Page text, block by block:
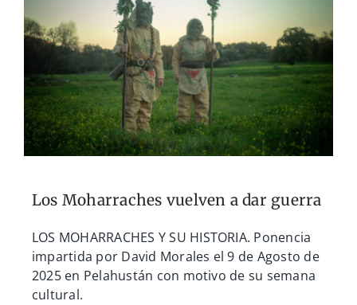
Los Moharraches vuelven a dar guerra
LOS MOHARRACHES Y SU HISTORIA. Ponencia
impartida por David Morales el 9 de Agosto de
2025 en Pelahustán con motivo de su semana
cultural.